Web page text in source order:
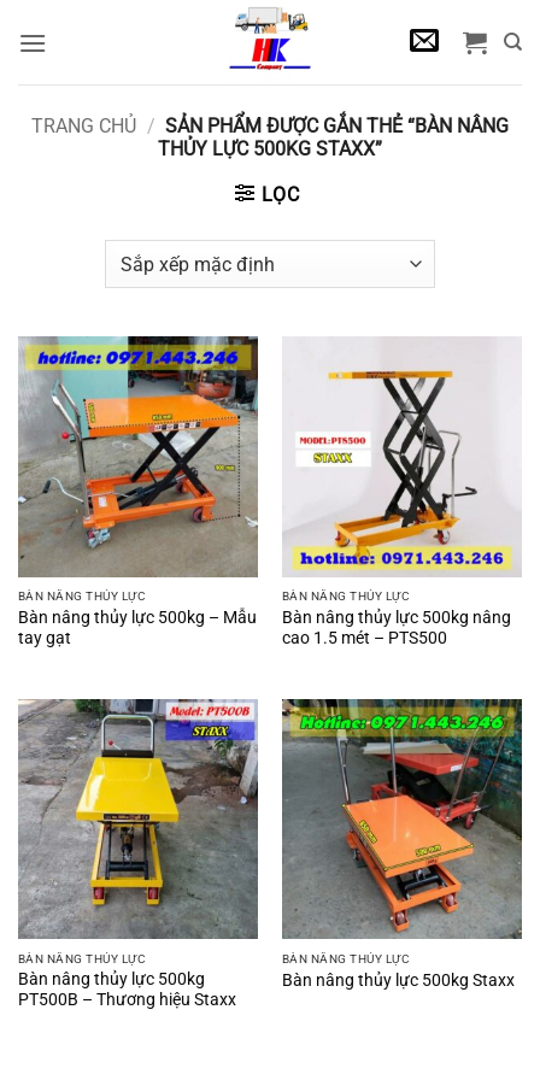
qua
TRANG CHỦ / SẢN PHẨM ĐƯỢC GẮN THẺ “BÀN NÂNG
THỦY LỰC 500KG STAXX”
LỌC
BÀN NÂNG THỦY LỰC
Bàn nâng thủy lực 500kg – Mẫu
tay gạt
BÀN NÂNG THỦY LỰC
Bàn nâng thủy lực 500kg nâng
cao 1.5 mét – PTS500
BÀN NÂNG THỦY LỰC
Bàn nâng thủy lực 500kg
PT500B – Thương hiệu Staxx
BÀN NÂNG THỦY LỰC
Bàn nâng thủy lực 500kg Staxx